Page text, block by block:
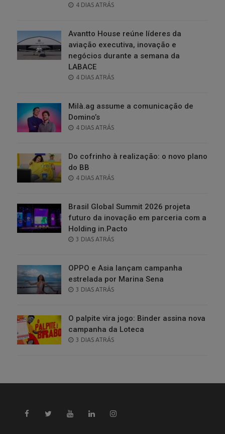
POSTED
4 DIAS ATRÁS
Avantto House reúne líderes da
aviação executiva, inovação e
negócios durante a semana da
LABACE
POSTED
4 DIAS ATRÁS
Milà.ag assume a comunicação de
Domino’s
POSTED
4 DIAS ATRÁS
Do cofrinho à realização: o novo plano
do BB
POSTED
4 DIAS ATRÁS
Brasil Global Summit 2026 projeta
futuro da inovação em parceria com a
Holding in.Pacto
POSTED
3 DIAS ATRÁS
OPPO e Asia lançam campanha
estrelada por Marina Sena
POSTED
3 DIAS ATRÁS
O palpite vira jogo: Binder assina nova
campanha da Loteca
POSTED
3 DIAS ATRÁS